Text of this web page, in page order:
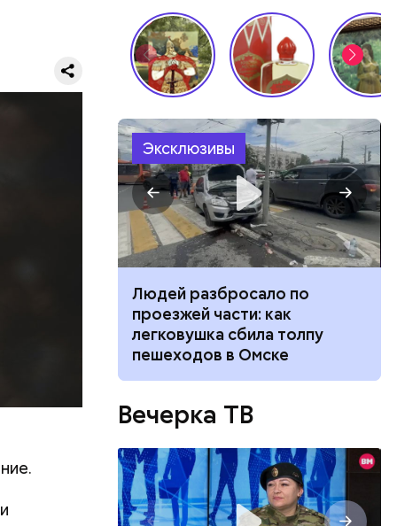
Эксклюзивы
поможет ли
сбросить
Людей разбросало по
проезжей части: как
легковушка сбила толпу
пешеходов в Омске
Вечерка ТВ